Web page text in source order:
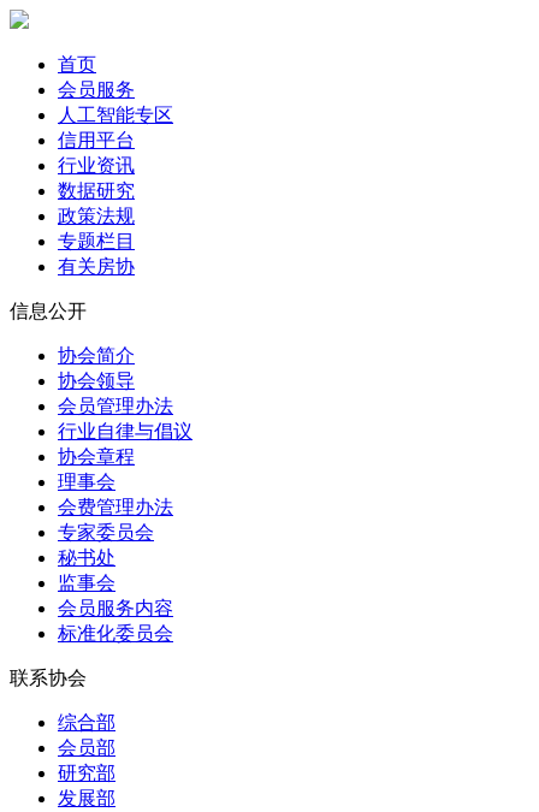
首页
会员服务
人工智能专区
信用平台
行业资讯
数据研究
政策法规
专题栏目
有关房协
信息公开
协会简介
协会领导
会员管理办法
行业自律与倡议
协会章程
理事会
会费管理办法
专家委员会
秘书处
监事会
会员服务内容
标准化委员会
联系协会
综合部
会员部
研究部
发展部